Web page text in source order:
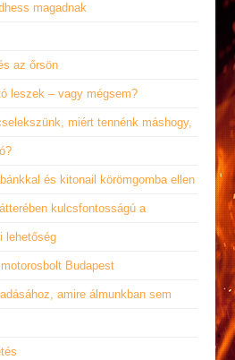
magadnak
az őrsön
leszek – vagy mégsem?
miért tennénk máshogy,
és kitonail körömgomba ellen
kulcsfontosságú a
lehetőség
Budapest
amire álmunkban sem